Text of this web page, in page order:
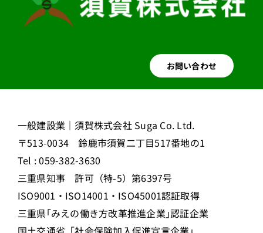
お問い合わせ
一般建設業｜須賀株式会社 Suga Co. Ltd.
〒513-0034 鈴鹿市須賀二丁目517番地の1
Tel : 059-382-3630
三重県知事 許可（特-5）第6397号
ISO9001・ISO14001・ISO45001認証取得
三重県｢みえの働き方改革推進企業｣認証企業